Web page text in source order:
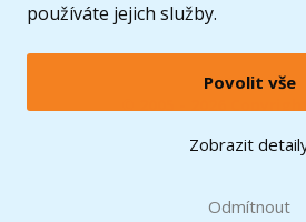
používáte jejich služby.
Povolit vše
Zobrazit
Odmítnout
LEGO, logo LEGO a minifigurka jsou ochrannými
2024 The LEGO
Zobrazit verzi pro
při nákupu od